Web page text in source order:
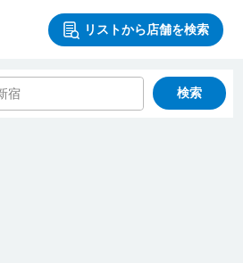
リストから店舗を検索
検索